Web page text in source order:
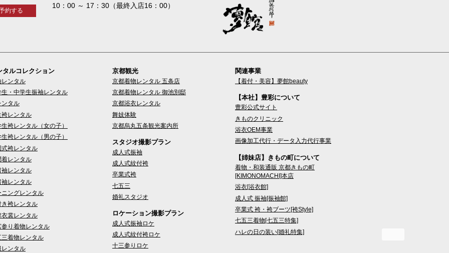
10：00 ～ 17：30（最終入店16：00）
約する
タルコレクション
レンタル
生・中学生振袖レンタル
ンタル
袴レンタル
袴レンタル（女の子）
袴レンタル（男の子）
式袴レンタル
着レンタル
袖レンタル
袖レンタル
ニングレンタル
き袴レンタル
衣裳レンタル
参り着物レンタル
三着物レンタル
レンタル
京都観光
京都着物レンタル 五条店
京都着物レンタル 御池別邸
京都浴衣レンタル
舞妓体験
京都烏丸五条観光案内所
スタジオ撮影プラン
成人式振袖
成人式紋付袴
卒業式袴
七五三
婚礼スタジオ
ロケーション撮影プラン
成人式振袖ロケ
成人式紋付袴ロケ
十三参りロケ
関連事業
【着付・美容】夢館beauty
【本社】豊彩について
豊彩公式サイト
きものクリニック
浴衣OEM事業
画像加工代行・データ入力代行事業
【姉妹店】きもの町について
着物・和装通販 京都きもの町
[KIMONOMACHI]本店
浴衣[浴衣館]
成人式 振袖[振袖館]
卒業式 袴・袴ブーツ[袴Style]
七五三着物[七五三特集]
ハレの日の装い[婚礼特集]